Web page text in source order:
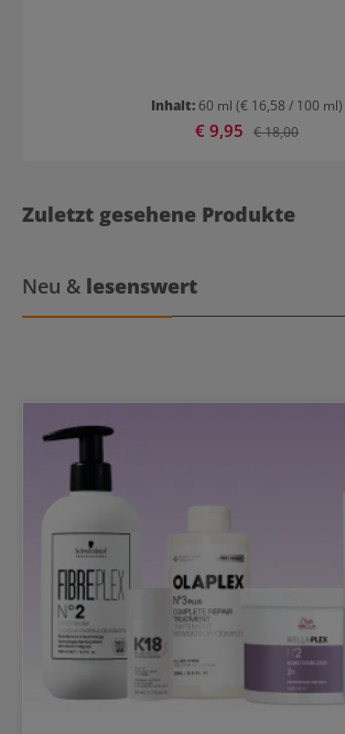
Inhalt: 60 ml (€ 16,58 / 100 ml)
Verkaufspreis:
€ 9,95 Regulärer Preis:
€ 18,00
Zuletzt gesehene Produkte
Neu & lesenswert